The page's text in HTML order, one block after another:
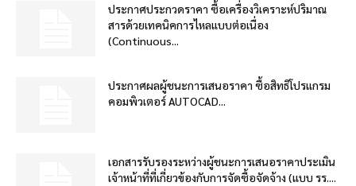
ประกาศประกวดราคา ซื้อเครื่องวิเคราะห์ปริมาณ
สารด้วยเทคนิคการไหลแบบต่อเนื่อง
(Continuous...
ประกาศผลผู้ชนะการเสนอราคา ซื้อสิทธิโปรแกรม
คอมพิวเตอร์ AUTOCAD...
เอกสารรับรองระหว่างผู้ชนะการเสนอราคาประเมิน
เจ้าหน้าที่ที่เกี่ยวข้องกับการจัดซื้อจัดจ้าง (แบบ รร....